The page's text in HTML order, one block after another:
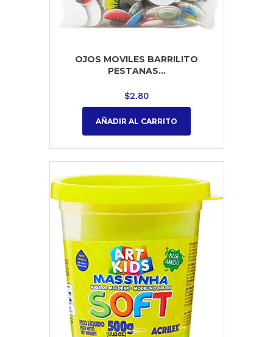
OJOS MOVILES BARRILITO
PESTANAS...
$2.80
AÑADIR AL CARRITO